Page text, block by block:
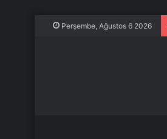
Perşembe, Ağustos 6 2026